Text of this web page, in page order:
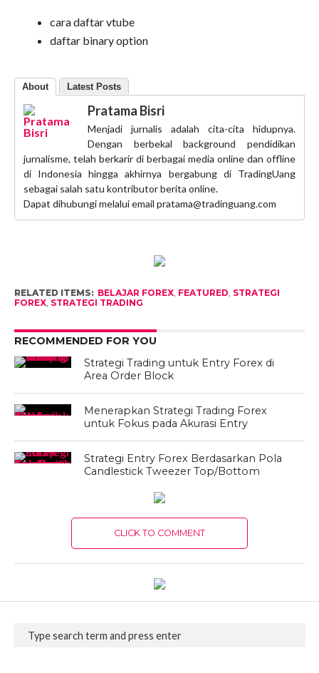
cara daftar vtube
daftar binary option
About Latest Posts
Pratama Bisri
Menjadi jurnalis adalah cita-cita hidupnya.
Dengan berbekal background pendidikan
jurnalisme, telah berkarir di berbagai media online dan offline
di Indonesia hingga akhirnya bergabung di TradingUang
sebagai salah satu kontributor berita online.
Dapat dihubungi melalui email pratama@tradinguang.com
RELATED ITEMS: BELAJAR FOREX, FEATURED, STRATEGI
FOREX, STRATEGI TRADING
RECOMMENDED FOR YOU
Strategi Trading untuk Entry Forex di
Area Order Block
Menerapkan Strategi Trading Forex
untuk Fokus pada Akurasi Entry
Strategi Entry Forex Berdasarkan Pola
Candlestick Tweezer Top/Bottom
CLICK TO COMMENT